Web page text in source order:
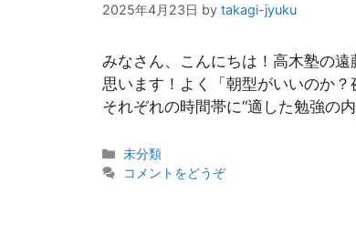
2025年4月23日 by takagi-jyuku
みなさん、こんにちは！高木塾の
思います！よく「朝型がいいのか
それぞれの時間帯に“適した勉強の
カ
テ
未分類
コメントをどうぞ